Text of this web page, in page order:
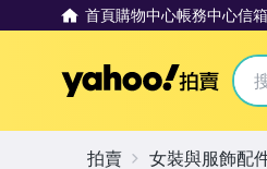
首頁購物中心帳務中心信箱
拍賣 女裝與服飾配